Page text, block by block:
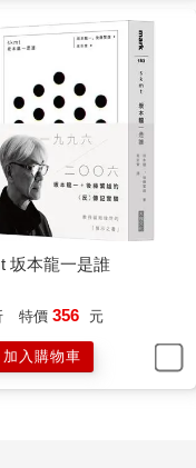
說：「這好像羅密歐
茱麗」了。「羅密茱
都有進行。在此之後
講很老套，但愛在痛
，目前已經將外科手
術是在二○二一年十月
，每一次都只花了三
現不僅癌細胞沒切除
件事時，怎能不氣
物治療的方式。與疾
「嘉日」（Kajitsu）
有一部分原因是在美
坂本龍一是誰
特價 356 元
加入購物車